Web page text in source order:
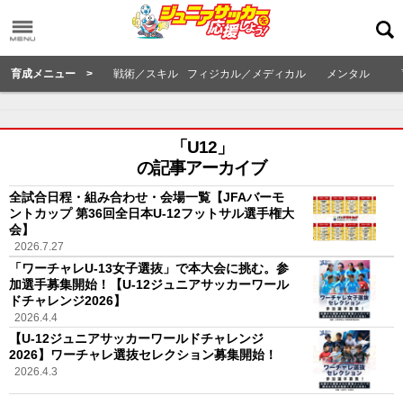
育成メニュー > 戦術／スキル フィジカル／メディカル メンタル
「U12」
の記事アーカイブ
全試合日程・組み合わせ・会場一覧【JFAバーモ
ントカップ 第36回全日本U-12フットサル選手権大
会】
2026.7.27
「ワーチャレU-13女子選抜」で本大会に挑む。参
加選手募集開始！【U-12ジュニアサッカーワール
ドチャレンジ2026】
2026.4.4
【U-12ジュニアサッカーワールドチャレンジ
2026】ワーチャレ選抜セレクション募集開始！
2026.4.3